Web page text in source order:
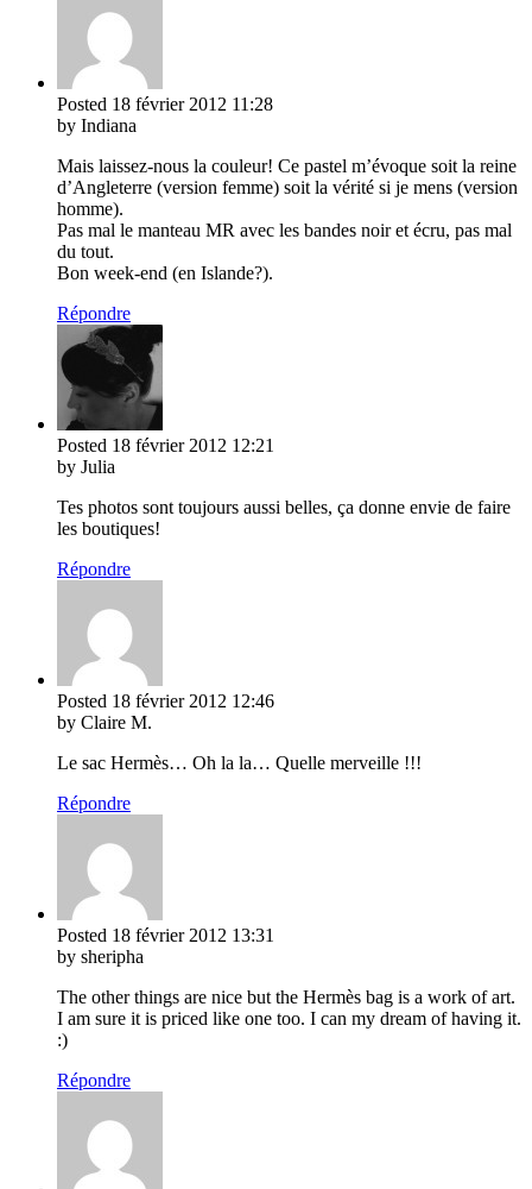
Posted 18 février 2012 11:28
by Indiana
Mais laissez-nous la couleur! Ce pastel m’évoque soit la reine
d’Angleterre (version femme) soit la vérité si je mens (version
homme).
Pas mal le manteau MR avec les bandes noir et écru, pas mal
du tout.
Bon week-end (en Islande?).
Répondre
Posted 18 février 2012 12:21
by Julia
Tes photos sont toujours aussi belles, ça donne envie de faire
les boutiques!
Répondre
Posted 18 février 2012 12:46
by Claire M.
Le sac Hermès… Oh la la… Quelle merveille !!!
Répondre
Posted 18 février 2012 13:31
by sheripha
The other things are nice but the Hermès bag is a work of art.
I am sure it is priced like one too. I can my dream of having it.
:)
Répondre